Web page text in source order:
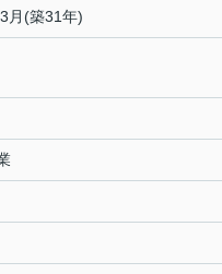
月(築31年)